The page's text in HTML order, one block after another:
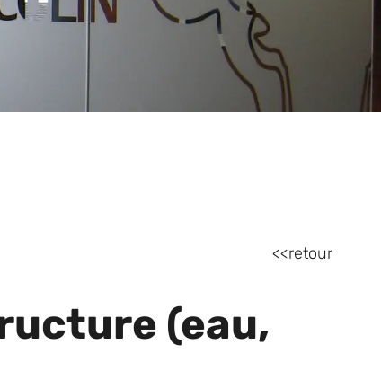
retour
(eau,